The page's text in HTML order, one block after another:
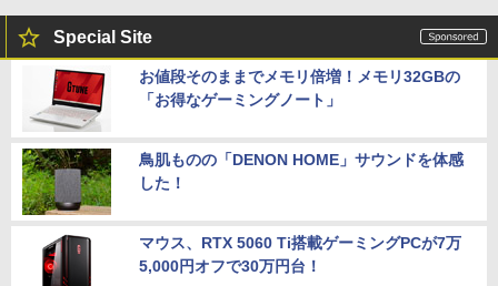
Special Site
お値段そのままでメモリ倍増！メモリ32GBの
「お得なゲーミングノート」
鳥肌ものの「DENON HOME」サウンドを体感
した！
マウス、RTX 5060 Ti搭載ゲーミングPCが7万
5,000円オフで30万円台！